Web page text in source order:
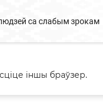
са слабым зрокам
іншы браўзер.